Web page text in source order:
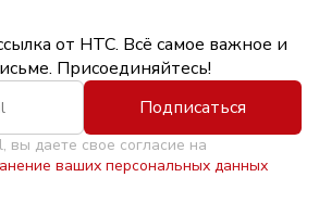
от НТС. Всё самое важное и
Присоединяйтесь!
Подписаться
вы даете свое согласие на
ваших персональных данных